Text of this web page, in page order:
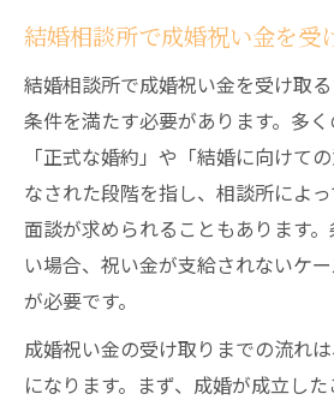
結婚相談所で成婚祝い金を受
結婚相談所で成婚祝い金を受け取
条件を満たす必要があります。多
「正式な婚約」や「結婚に向けて
なされた段階を指し、相談所によ
面談が求められることもあります
い場合、祝い金が支給されないケ
が必要です。
成婚祝い金の受け取りまでの流れ
になります。まず、成婚が成立し